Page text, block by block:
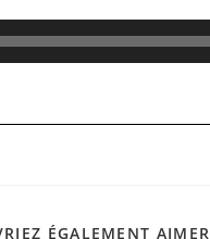
ÉGALEMENT AIMER